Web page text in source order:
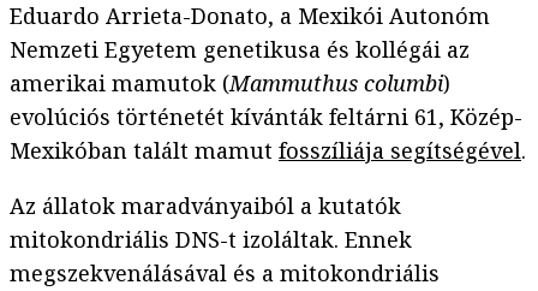
Eduardo Arrieta-Donato, a Mexikói Autonóm
Nemzeti Egyetem genetikusa és kollégái az
amerikai mamutok (Mammuthus columbi)
evolúciós történetét kívánták feltárni 61, Közép-
Mexikóban talált mamut fosszíliája segítségével.
Az állatok maradványaiból a kutatók
mitokondriális DNS-t izoláltak. Ennek
megszekvenálásával és a mitokondriális